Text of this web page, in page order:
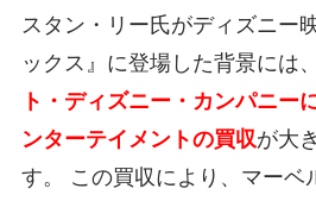
スタン・リー氏がディズニー
ックス』に登場した背景には、
ト・ディズニー・カンパニー
ンターテイメントの買収が大
す。 この買収により、マーベ